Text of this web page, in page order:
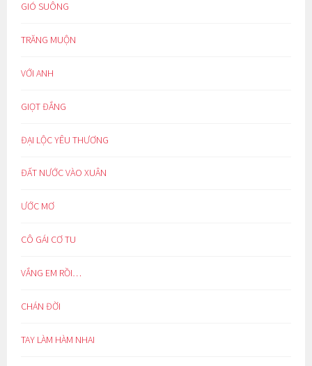
GIÓ SUÔNG
TRĂNG MUỘN
VỚI ANH
GIỌT ĐẮNG
ĐẠI LỘC YÊU THƯƠNG
ĐẤT NƯỚC VÀO XUÂN
ƯỚC MƠ
CÔ GÁI CƠ TU
VẮNG EM RỒI…
CHÁN ĐỜI
TAY LÀM HÀM NHAI